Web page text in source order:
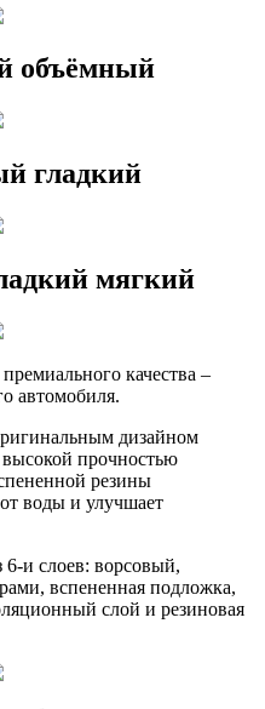
объёмный
гладкий
мягкий
качества –
автомобиля.
дизайном
прочностью
резины
воды и улучшает
и слоев: ворсовый,
вспененная подложка,
слой и резиновая